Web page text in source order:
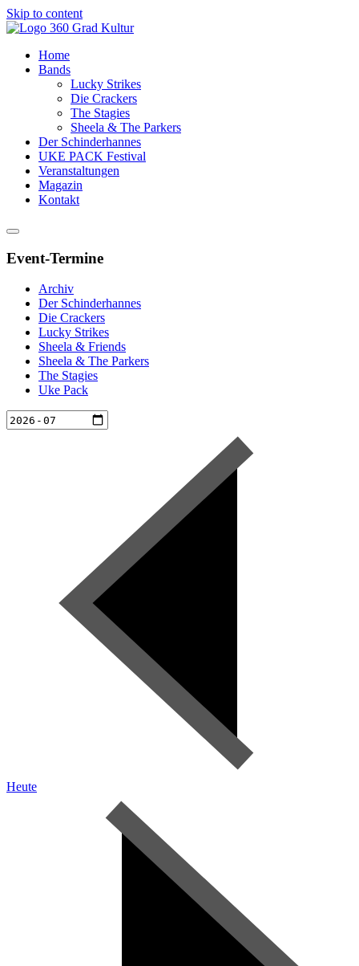
Skip to content
Home
Bands
Lucky Strikes
Die Crackers
The Stagies
Sheela & The Parkers
Der Schinderhannes
UKE PACK Festival
Veranstaltungen
Magazin
Kontakt
Event-Termine
Archiv
Der Schinderhannes
Die Crackers
Lucky Strikes
Sheela & Friends
Sheela & The Parkers
The Stagies
Uke Pack
Heute